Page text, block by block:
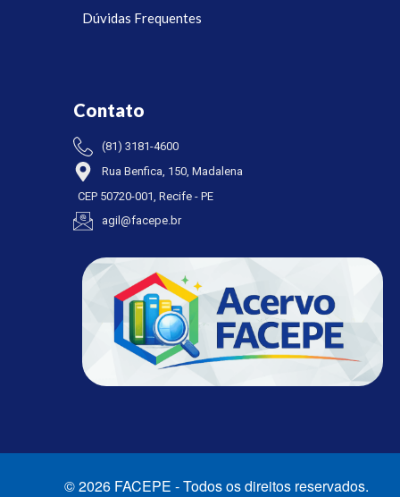
Dúvidas Frequentes
Contato
(81) 3181-4600
Rua Benfica, 150, Madalena
CEP 50720-001, Recife - PE
agil@facepe.br
© 2026 FACEPE - Todos os direitos reservados.